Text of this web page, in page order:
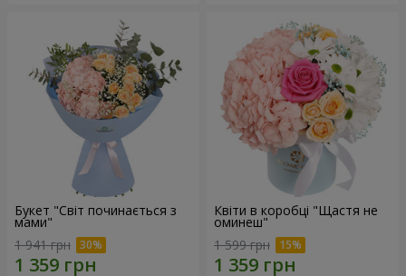
Букет "Світ починається з
мами"
1 941 грн
Квіти в коробці "Щастя не
оминеш"
1 599 грн